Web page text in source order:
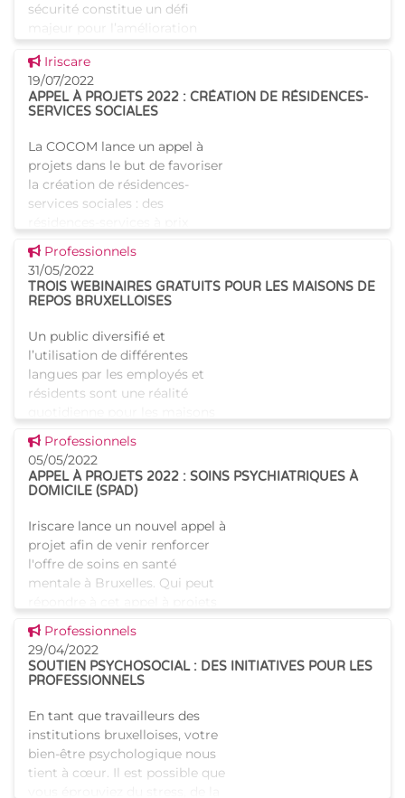
sécurité constitue un défi
majeur pour l’amélioration
soins de santé. Pour y arriver,
cela im
Voir cette news
Iriscare
19/07/2022
APPEL À PROJETS 2022 : CRÉATION DE RÉSIDENCES-
SERVICES SOCIALES
La COCOM lance un appel à
projets dans le but de favoriser
la création de résidences-
services sociales : des
accessibles favorisant les liens
sociaux entre résid
Voir cette news
Professionnels
31/05/2022
TROIS WEBINAIRES GRATUITS POUR LES MAISONS DE
REPOS BRUXELLOISES
Un public diversifié et
l’utilisation de différentes
langues par les employés et
résidents sont une réalité
de repos bruxelloises. Le
néerlandais est l'une des n
Voir cette news
Professionnels
05/05/2022
APPEL À PROJETS 2022 : SOINS PSYCHIATRIQUES À
DOMICILE (SPAD)
Iriscare lance un nouvel appel à
projet afin de venir renforcer
l'offre de soins en santé
mentale à Bruxelles. Qui peut
? Il vise les Initiatives d'Habitati
Voir cette news
Professionnels
29/04/2022
SOUTIEN PSYCHOSOCIAL : DES INITIATIVES POUR LES
PROFESSIONNELS
En tant que travailleurs des
institutions bruxelloises, votre
bien-être psychologique nous
tient à cœur. Il est possible que